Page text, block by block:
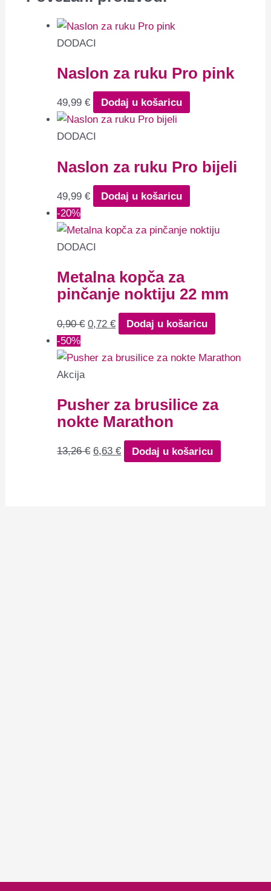
DODACI
Naslon za ruku Pro pink
49,99€ Dodaj u košaricu
DODACI
Naslon za ruku Pro bijeli
49,99€
Dodaj u košaricu
-20%
DODACI
Metalna kopča za
pinčanje noktiju 22 mm
0,90€ 0,72€
Dodaj u košaricu
-50%
Akcija
Pusher za brusilice za
nokte Marathon
13,26€ 6,63€ Dodaj u košaricu